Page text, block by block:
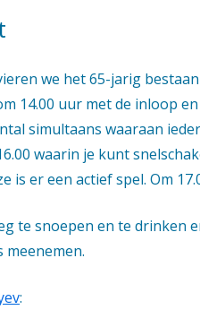
we het 65-jarig
14.00 uur met de inloop
simultaans waaraan
waarin je kunt
is er een actief spel. Om
te snoepen en te drinken
meenemen.
: